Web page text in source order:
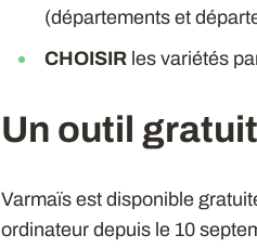
(départements et
CHOISIR les variétés
Un outil
Varmaïs est disponible
ordinateur depuis le 10